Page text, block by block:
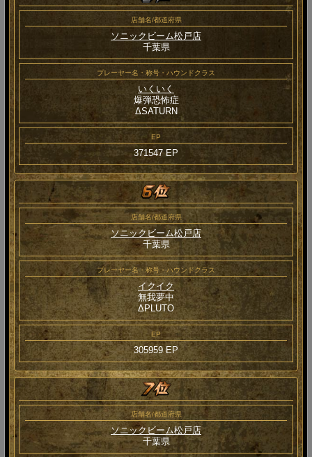
店舗名/都道府県
ソニックビーム松戸店
千葉県
プレーヤー名・称号・ハウンドクラス
いくいく
爆弾恐怖症
ΔSATURN
EP
371547 EP
店舗名/都道府県
ソニックビーム松戸店
千葉県
プレーヤー名・称号・ハウンドクラス
イクイク
無我夢中
ΔPLUTO
EP
305959 EP
店舗名/都道府県
ソニックビーム松戸店
千葉県